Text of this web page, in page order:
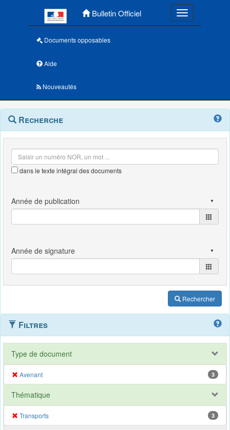
Bulletin Officiel Toggle
Documents opposables
Aide
Nouveautés
Navigation
outils
Menu
contextuel
Recherche
dans le texte intégral des documents
Rechercher
Filtres
Type de document
Avenant 3
Thématique
Transports 3